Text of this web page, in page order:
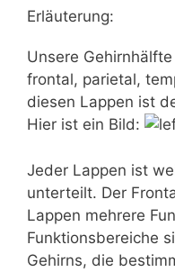
Erläuterung:
Unsere
frontal, parietal,
diesen Lappen ist
Hier ist ein Bild:
Jeder Lappen ist
unterteilt. Der
Lappen mehrere
Funktionsbereiche
Gehirns, die